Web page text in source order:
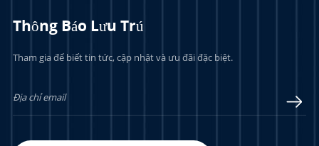
Thông Báo Lưu Trú
Tham gia để biết tin tức, cập nhật và ưu đãi đặc biệt.